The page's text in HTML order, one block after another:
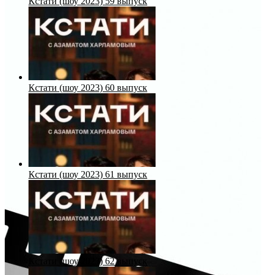
Кстати (шоу 2023) 60 выпуск
Кстати (шоу 2023) 61 выпуск
Кстати (шоу 2023) 62 выпуск